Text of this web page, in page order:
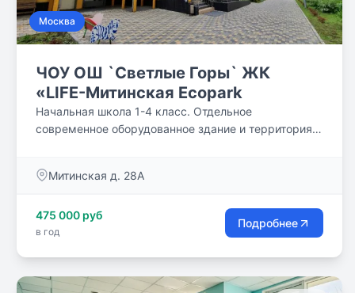
Москва
ЧОУ ОШ `Светлые Горы` ЖК
«LIFE-Митинская Ecopark
Начальная школа 1-4 класс. Отдельное
современное оборудованное здание и территория.
дошкольного, начального школьного образования, а
взрослых.
Митинская д. 28А
475 000 руб
в год
Подробнее